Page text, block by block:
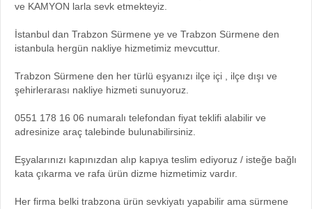
ve KAMYON larla sevk etmekteyiz.
İstanbul dan Trabzon Sürmene ye ve Trabzon Sürmene den
istanbula hergün nakliye hizmetimiz mevcuttur.
Trabzon Sürmene den her türlü eşyanızı ilçe içi , ilçe dışı ve
şehirlerarası nakliye hizmeti sunuyoruz.
0551 178 16 06 numaralı telefondan fiyat teklifi alabilir ve
adresinize araç talebinde bulunabilirsiniz.
Eşyalarınızı kapınızdan alıp kapıya teslim ediyoruz / isteğe bağlı
kata çıkarma ve rafa ürün dizme hizmetimiz vardır.
Her firma belki trabzona ürün sevkiyatı yapabilir ama sürmene